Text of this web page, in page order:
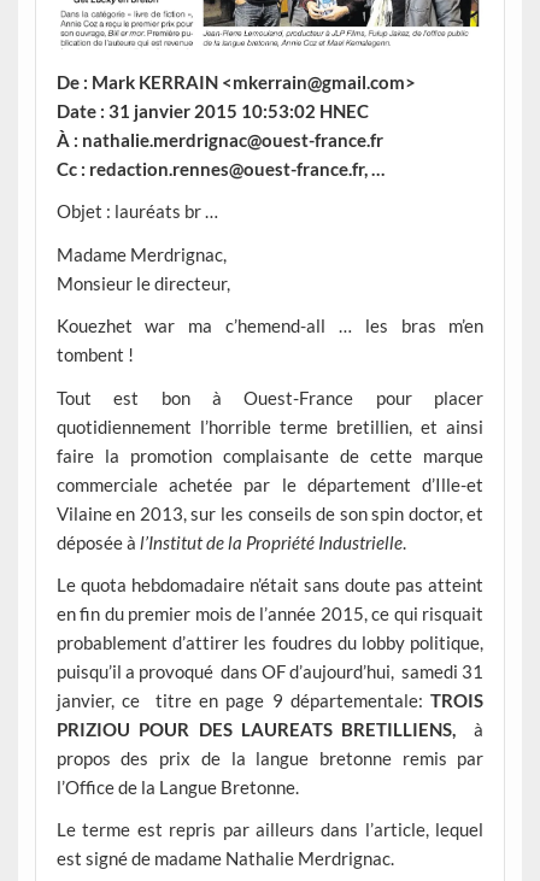
De : Mark KERRAIN <mkerrain@gmail.com>
Date : 31 janvier 2015 10:53:02 HNEC
À : nathalie.merdrignac@ouest-france.fr
Cc : redaction.rennes@ouest-france.fr, …
Objet : lauréats br …
Madame Merdrignac,
Monsieur le directeur,
Kouezhet war ma c’hemend-all … les bras m’en
tombent !
Tout est bon à Ouest-France pour placer
quotidiennement l’horrible terme bretillien, et ainsi
faire la promotion complaisante de cette marque
commerciale achetée par le département d’Ille-et
Vilaine en 2013, sur les conseils de son spin doctor, et
déposée à l’Institut de la Propriété Industrielle.
Le quota hebdomadaire n’était sans doute pas atteint
en fin du premier mois de l’année 2015, ce qui risquait
probablement d’attirer les foudres du lobby politique,
puisqu’il a provoqué dans OF d’aujourd’hui, samedi 31
janvier, ce titre en page 9 départementale:TROIS
PRIZIOU POUR DES LAUREATS BRETILLIENS,
à
propos des prix de la langue bretonne remis par
l’Office de la Langue Bretonne.
Le terme est repris par ailleurs dans l’article, lequel
est signé de madame Nathalie Merdrignac.